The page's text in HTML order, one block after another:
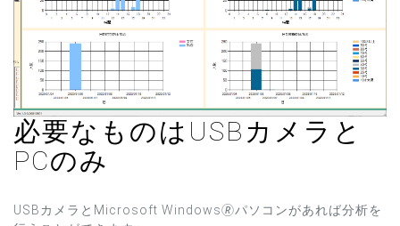
必要なものはUSBカメラと
PCのみ
USBカメラとMicrosoft Windows🄬パソコンがあれば分析を